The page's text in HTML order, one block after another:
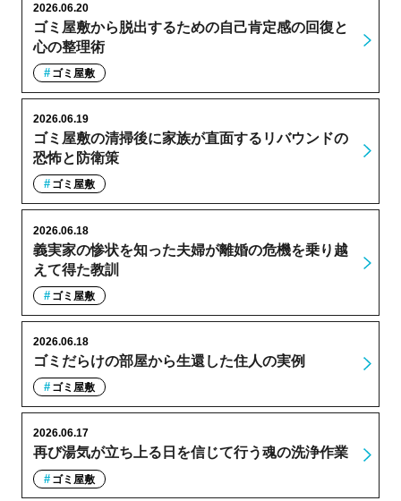
ゴミ屋敷から脱出するための自己肯定感の回復と
心の整理術
2026.06.20
ゴミ屋敷
ゴミ屋敷の清掃後に家族が直面するリバウンドの
恐怖と防衛策
2026.06.19
ゴミ屋敷
義実家の惨状を知った夫婦が離婚の危機を乗り越
えて得た教訓
2026.06.18
ゴミ屋敷
ゴミだらけの部屋から生還した住人の実例
2026.06.18
ゴミ屋敷
再び湯気が立ち上る日を信じて行う魂の洗浄作業
2026.06.17
ゴミ屋敷